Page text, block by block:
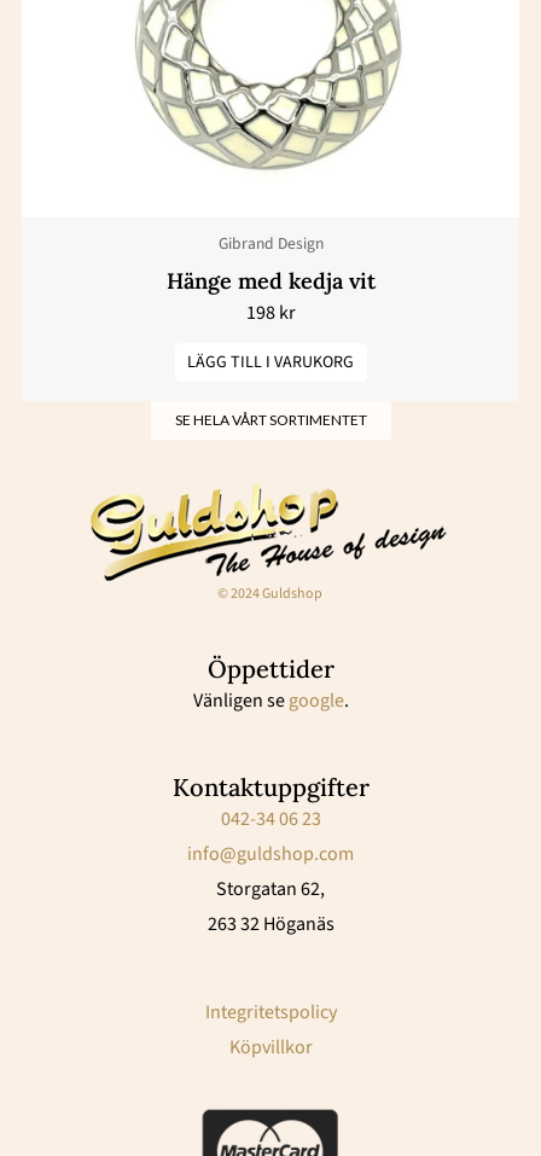
Gibrand Design
Hänge med kedja vit
198kr
LÄGG TILL I VARUKORG
SE HELA VÅRT SORTIMENTET
© 2024 Guldshop
Öppettider
Vänligen segoogle.
Kontaktuppgifter
042-34 06 23
info@guldshop.com
Storgatan 62,
263 32 Höganäs
Integritetspolicy
Köpvillkor